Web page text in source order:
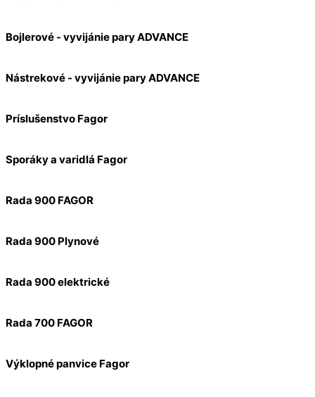
Bojlerové - vyvijánie pary ADVANCE
Nástrekové - vyvijánie pary ADVANCE
Príslušenstvo Fagor
Sporáky a varidlá Fagor
Rada 900 FAGOR
Rada 900 Plynové
Rada 900 elektrické
Rada 700 FAGOR
Výklopné panvice Fagor